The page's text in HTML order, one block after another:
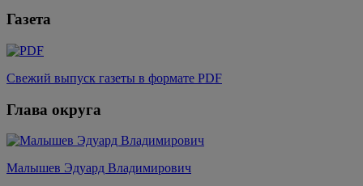
Газета
Свежий выпуск газеты в формате PDF
Глава округа
Малышев Эдуард Владимирович